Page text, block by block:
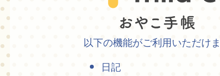
以下の機能がご利用いただけ
日記